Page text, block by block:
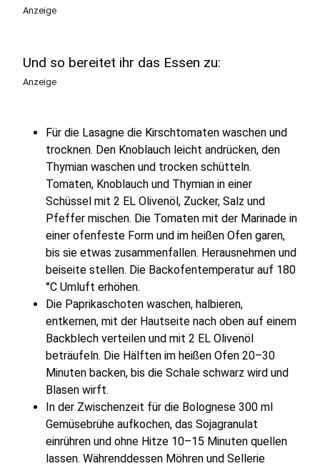
Anzeige
Und so bereitet ihr das Essen zu:
Anzeige
Für die Lasagne die Kirschtomaten waschen und
trocknen. Den Knoblauch leicht andrücken, den
Thymian waschen und trocken schütteln.
Tomaten, Knoblauch und Thymian in einer
Schüssel mit 2 EL Olivenöl, Zucker, Salz und
Pfeffer mischen. Die Tomaten mit der Marinade in
einer ofenfeste Form und im heißen Ofen garen,
bis sie etwas zusammenfallen. Herausnehmen und
beiseite stellen. Die Backofentemperatur auf 180
°C Umluft erhöhen.
Die Paprikaschoten waschen, halbieren,
entkernen, mit der Hautseite nach oben auf einem
Backblech verteilen und mit 2 EL Olivenöl
beträufeln. Die Hälften im heißen Ofen 20–30
Minuten backen, bis die Schale schwarz wird und
Blasen wirft.
In der Zwischenzeit für die Bolognese 300 ml
Gemüsebrühe aufkochen, das Sojagranulat
einrühren und ohne Hitze 10–15 Minuten quellen
lassen. Währenddessen Möhren und Sellerie